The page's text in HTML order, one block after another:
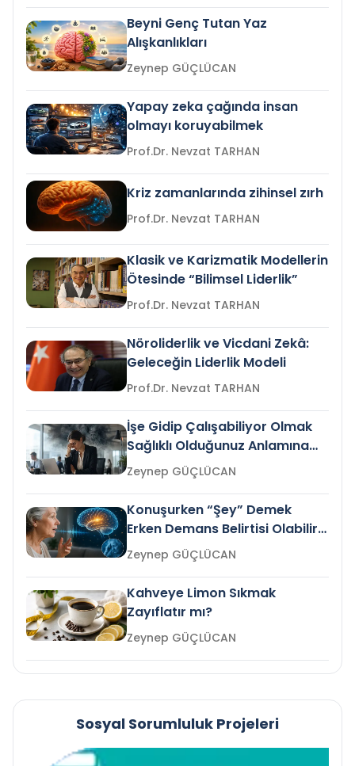
Beyni Genç Tutan Yaz
Alışkanlıkları
Zeynep GÜÇLÜCAN
Yapay zeka çağında insan
olmayı koruyabilmek
Prof.Dr. Nevzat TARHAN
Kriz zamanlarında zihinsel zırh
Prof.Dr. Nevzat TARHAN
Klasik ve Karizmatik Modellerin
Ötesinde “Bilimsel Liderlik”
Prof.Dr. Nevzat TARHAN
Nöroliderlik ve Vicdani Zekâ:
Geleceğin Liderlik Modeli
Prof.Dr. Nevzat TARHAN
İşe Gidip Çalışabiliyor Olmak
Sağlıklı Olduğunuz Anlamına
Gelir mi?Zeynep GÜÇLÜCAN
Konuşurken “Şey” Demek
Erken Demans Belirtisi Olabilir
mi?
Zeynep GÜÇLÜCAN
Kahveye Limon Sıkmak
Zayıflatır mı?
Zeynep GÜÇLÜCAN
Sosyal Sorumluluk Projeleri